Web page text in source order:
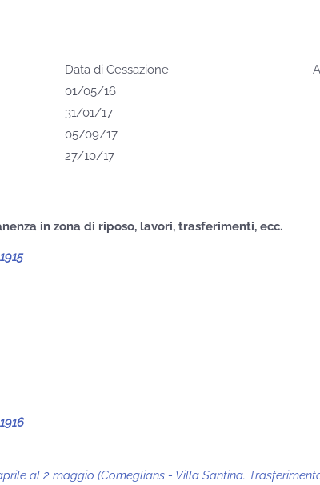
Data di Cessazione
01/05/16
31/01/17
05/09/17
27/10/17
in zona di riposo, lavori, trasferimenti, ecc.
al 2 maggio (Comeglians - Villa Santina.